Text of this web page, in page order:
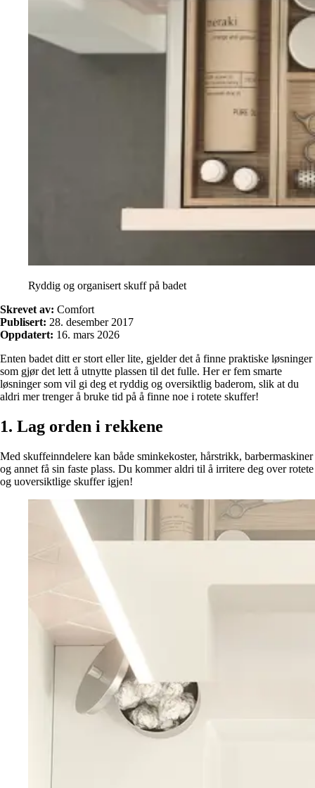
Ryddig og organisert skuff på badet
Skrevet av: Comfort
Publisert: 28. desember 2017
Oppdatert: 16. mars 2026
Enten badet ditt er stort eller lite, gjelder det å finne prak­tiske løsninger
som gjør det lett å utnytte plassen til det fulle. Her er fem smarte
løsninger som vil gi deg et ryddig og oversiktlig bader­om, slik at du
aldri mer trenger å bruke tid på å finne noe i rotete skuffer!
1. Lag orden i rekkene
Med skuffeinndelere kan både sminkekoster, hårstrikk, barbermaskiner
og annet få sin faste plass. Du kommer aldri til å irritere deg over rotete
og uoversiktlige skuffer igjen!